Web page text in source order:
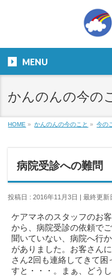
９
MENU
かんのんの今の
HOME » かんのんの今のこと » 今の
病院受診への難問
投稿日 : 2016年11月3日 最終更新
ケアマネのスタッフのお
から、病院受診の依頼で
聞いていない、病院へ行
がありました。お客さん
さん2回も連絡してきて困
すと・・・。まぁ、どう